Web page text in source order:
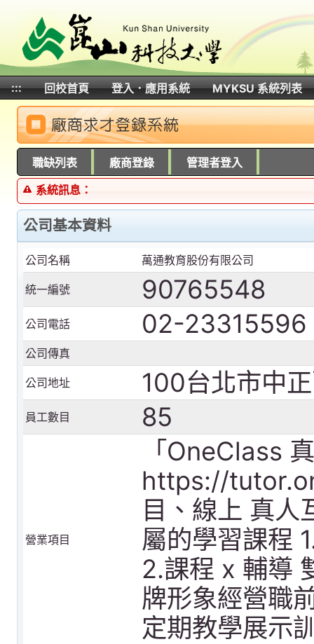
::: 回校首頁 登入．應用系統
MYKSU 系統列表
職缺列表 廠商登錄 管理者登入
系統訊息：
公司基本資料
公司名稱 萬通教育股份有限公司
統一編號 90765548
公司電話 02-23315596
公司傳真
公司地址 100台北市中
員工數目 85
營業項目
「OneClass
https://
目、線上 真人
屬的學習課程
2.課程 x 輔導
牌形象經營職
定期教學展示